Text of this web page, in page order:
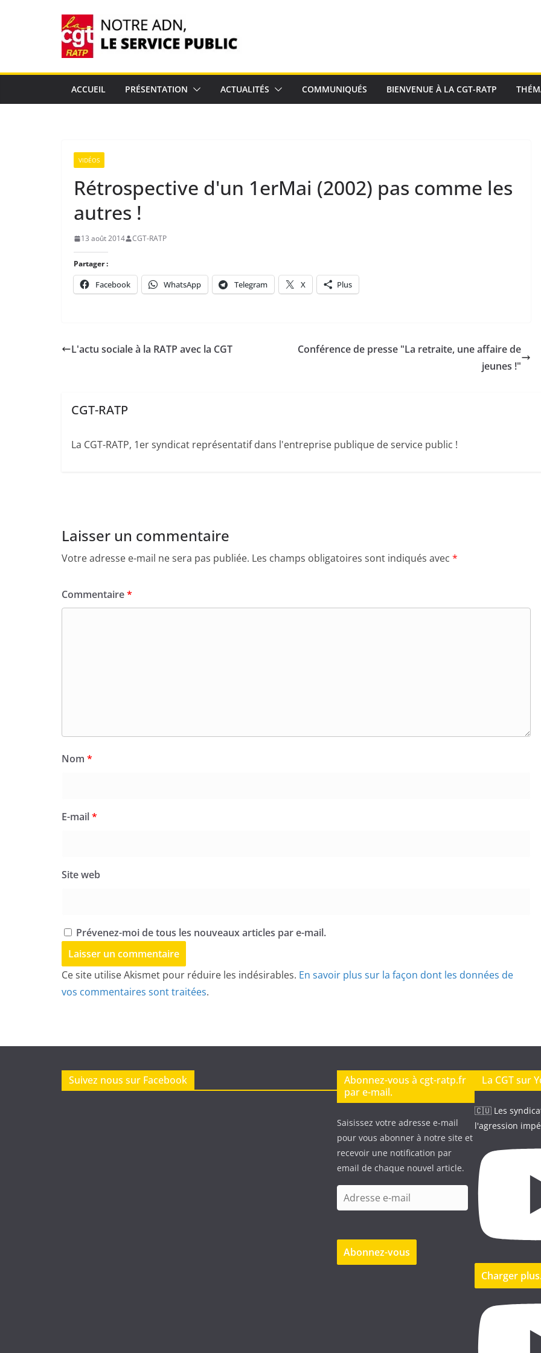
ACCUEIL PRÉSENTATION ACTUALITÉS COMMUNIQUÉS BIENVENUE À LA CGT-RATP
VIDÉOS
Rétrospective d'un 1erMai (2002) pas comme les
autres !
13 août 2014 CGT-RATP
Partager :
Facebook WhatsApp Telegram X Plus
L'actu sociale à la RATP avec la CGT
Conférence de presse "La retraite, une affaire de
jeunes !"
CGT-RATP
La CGT-RATP, 1er syndicat représentatif dans l'entreprise publique de service public !
Laisser un commentaire
Votre adresse e-mail ne sera pas publiée. Les champs obligatoires sont indiqués avec *
Commentaire*
Nom *
E-mail*
Site web
Prévenez-moi de tous les nouveaux articles par e-mail.
Ce site utilise Akismet pour réduire les indésirables. En savoir plus sur la façon dont les données de
vos commentaires sont traitées.
Suivez nous sur Facebook
Abonnez-vous à cgt-ratp.fr
par e-mail.
Saisissez votre adresse e-mail
pour vous abonner à notre site et
recevoir une notification par
email de chaque nouvel article.
d
e
s
Abonnez-vous
La CGT sur
🇨🇺 Les
l'agression
Charger